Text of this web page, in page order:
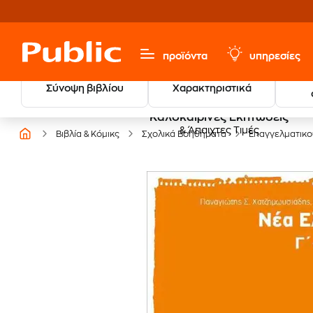
προϊόντα υπηρεσίες
Σύνοψη βιβλίου Χαρακτηριστικά
Καλοκαιρινές Εκπτώσεις
& Άπαιχτες Τιμές
Βιβλία & Κόμικς Σχολικά Βοηθήματα